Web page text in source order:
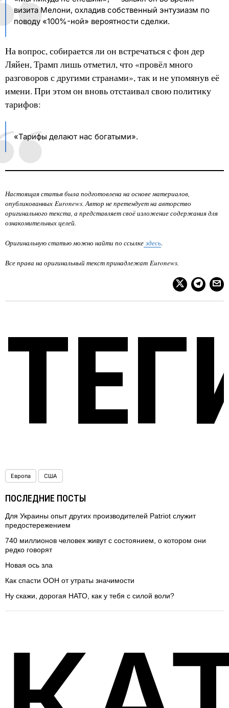
визита Мелони, охладив собственный энтузиазм по
поводу «100%-ной» вероятности сделки.
На вопрос, собирается ли он встречаться с фон дер
Ляйен, Трамп лишь отметил, что «провёл много
разговоров с другими странами», так и не упомянув её
имени. При этом он вновь отстаивал свою политику
тарифов:
«Тарифы делают нас богатыми».
Настоящая статья была подготовлена на основе материалов,
опубликованных Euronews. Автор не претендует на авторство
оригинального текста, а представляет своё изложение содержания для
ознакомительных целей.
Оригинальную статью можно найти по ссылке здесь.
Все права на оригинальный текст принадлежат Euronews.
Европа США
ПОСЛЕДНИЕ ПОСТЫ
Для Украины опыт других производителей Patriot служит
предостережением
740 миллионов человек живут с состоянием, о котором они
редко говорят
Новая ось зла
Как спасти ООН от утраты значимости
Ну скажи, дорогая НАТО, как у тебя с силой воли?